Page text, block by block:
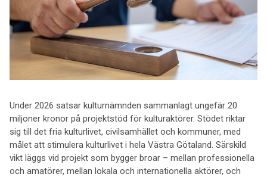
Under 2026 satsar kulturnämnden sammanlagt ungefär 20
miljoner kronor på projektstöd för kulturaktörer. Stödet riktar
sig till det fria kulturlivet, civilsamhället och kommuner, med
målet att stimulera kulturlivet i hela Västra Götaland. Särskild
vikt läggs vid projekt som bygger broar – mellan professionella
och amatörer, mellan lokala och internationella aktörer, och